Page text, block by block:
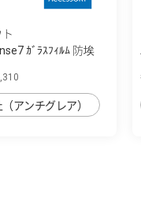
ｶﾞﾗｽﾌｨﾙﾑ 防埃
アンチグレア）